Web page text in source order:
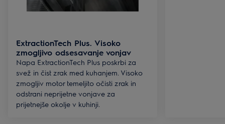
ExtractionTech Plus. Visoko
zmogljivo odsesavanje vonjav
Napa ExtractionTech Plus poskrbi za
svež in čist zrak med kuhanjem. Visoko
zmogljiv motor temeljito očisti zrak in
odstrani neprijetne vonjave za
prijetnejše okolje v kuhinji.